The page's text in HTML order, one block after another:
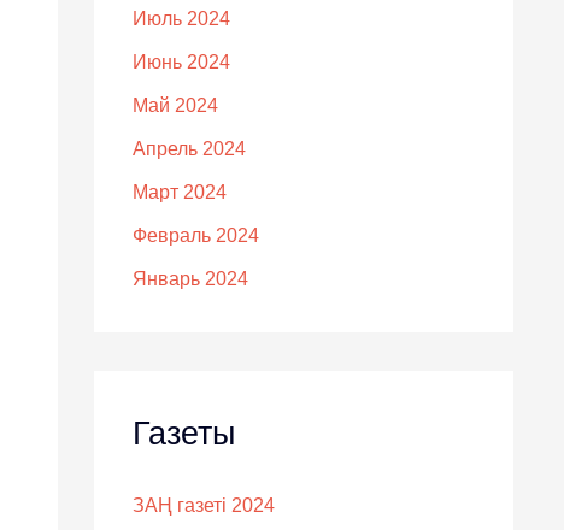
Июль 2024
Июнь 2024
Май 2024
Апрель 2024
Март 2024
Февраль 2024
Январь 2024
Газеты
ЗАҢ газеті 2024